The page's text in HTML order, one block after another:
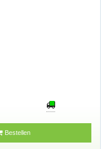
Bestellen